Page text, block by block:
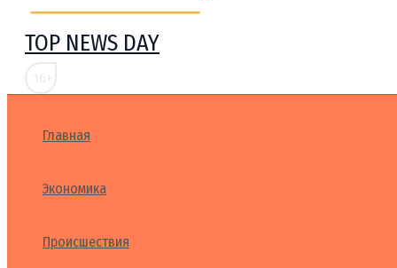
TOP NEWS DAY
Главная
Экономика
Происшествия